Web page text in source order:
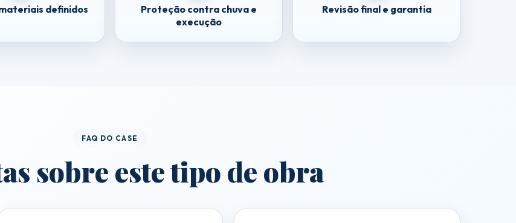
definidos
Proteção contra chuva e
execução
Revisão final e garantia
FAQ DO CASE
sobre este tipo de obra